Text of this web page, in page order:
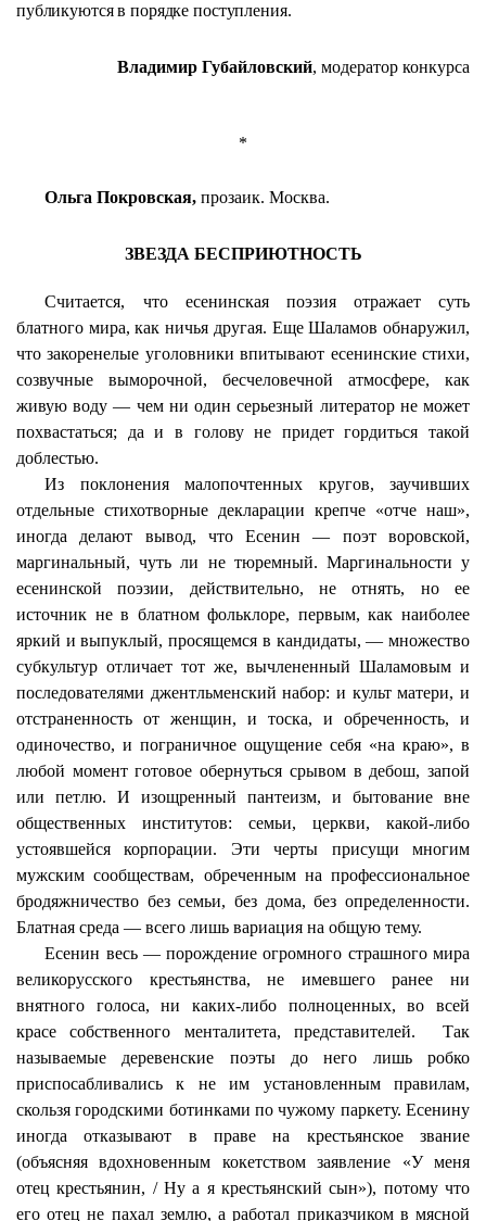
публикуются в порядке поступления.
Владимир Губайловский, модератор конкурса
*
Ольга Покровская, прозаик. Москва.
ЗВЕЗДА БЕСПРИЮТНОСТЬ
Считается, что есенинская поэзия отражает суть
блатного мира, как ничья другая. Еще Шаламов обнаружил,
что закоренелые уголовники впитывают есенинские стихи,
созвучные выморочной, бесчеловечной атмосфере, как
живую воду — чем ни один серьезный литератор не может
похвастаться; да и в голову не придет гордиться такой
доблестью.
Из поклонения малопочтенных кругов, заучивших
отдельные стихотворные декларации крепче «отче наш»,
иногда делают вывод, что Есенин — поэт воровской,
маргинальный, чуть ли не тюремный. Маргинальности у
есенинской поэзии, действительно, не отнять, но ее
источник не в блатном фольклоре, первым, как наиболее
яркий и выпуклый, просящемся в кандидаты, — множество
субкультур отличает тот же, вычлененный Шаламовым и
последователями джентльменский набор: и культ матери, и
отстраненность от женщин, и тоска, и обреченность, и
одиночество, и пограничное ощущение себя «на краю», в
любой момент готовое обернуться срывом в дебош, запой
или петлю. И изощренный пантеизм, и бытование вне
общественных институтов: семьи, церкви, какой-либо
устоявшейся корпорации. Эти черты присущи многим
мужским сообществам, обреченным на профессиональное
бродяжничество без семьи, без дома, без определенности.
Блатная среда — всего лишь вариация на общую тему.
Есенин весь — порождение огромного страшного мира
великорусского крестьянства, не имевшего ранее ни
внятного голоса, ни каких-либо полноценных, во всей
красе собственного менталитета, представителей.
Так
называемые деревенские поэты до него лишь робко
приспосабливались к не им установленным правилам,
скользя городскими ботинками по чужому паркету. Есенину
иногда отказывают в праве на крестьянское звание
(объясняя вдохновенным кокетством заявление «У меня
отец крестьянин, / Ну а я крестьянский сын»), потому что
его отец не пахал землю, а работал приказчиком в мясной